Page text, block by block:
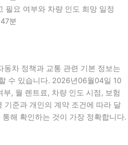
필요 여부와 차량 인도 희망 일정
분
차 정책과 교통 관련 기본 정보는
수 있습니다. 2026년06월04일 10
, 월 렌트료, 차량 인도 시점, 보험
기준과 개인의 계약 조건에 따라 달
해 확인하는 것이 가장 정확합니다.